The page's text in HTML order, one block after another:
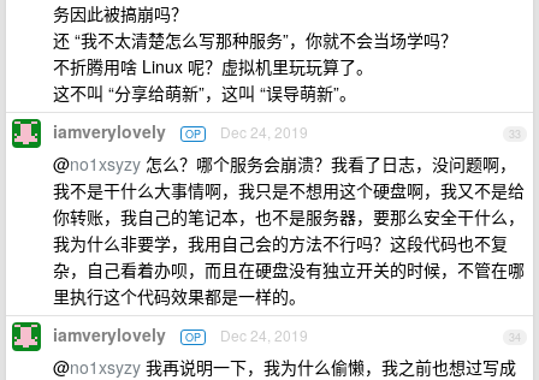
务因此被搞崩吗？
还 “我不太清楚怎么写那种服务”，你就不会当场学吗？
不折腾用啥 Linux 呢？虚拟机里玩玩算了。
这不叫 “分享给萌新”，这叫 “误导萌新”。
33
iamverylovely OP Dec 24, 2019
@no1xsyzy 怎么？哪个服务会崩溃？我看了日志，没问题啊，
我不是干什么大事情啊，我只是不想用这个硬盘啊，我又不是给
你转账，我自己的笔记本，也不是服务器，要那么安全干什么，
我为什么非要学，我用自己会的方法不行吗？这段代码也不复
杂，自己看着办呗，而且在硬盘没有独立开关的时候，不管在哪
里执行这个代码效果都是一样的。
34
iamverylovely OP Dec 24, 2019
@no1xsyzy 我再说明一下，我为什么偷懒，我之前也想过写成